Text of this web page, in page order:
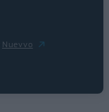
Nuevvo